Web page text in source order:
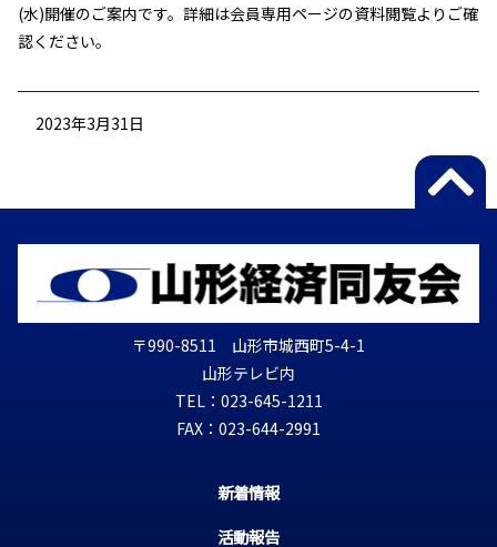
(水)開催のご案内です。詳細は会員専用ページの資料閲覧よりご確
認ください。
2023年3月31日
〒990-8511 山形市城西町5-4-1
山形テレビ内
TEL：023-645-1211
FAX：023-644-2991
新着情報
活動報告